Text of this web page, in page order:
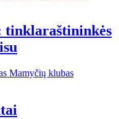
tinklaraštininkės
Mamyčių klubas